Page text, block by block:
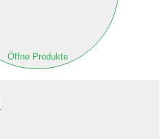
Öffne Produkte